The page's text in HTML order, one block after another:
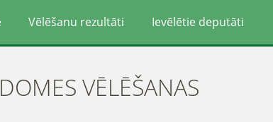
Vēlēšanu rezultāti Ievēlētie deputāti
VĒLĒŠANAS